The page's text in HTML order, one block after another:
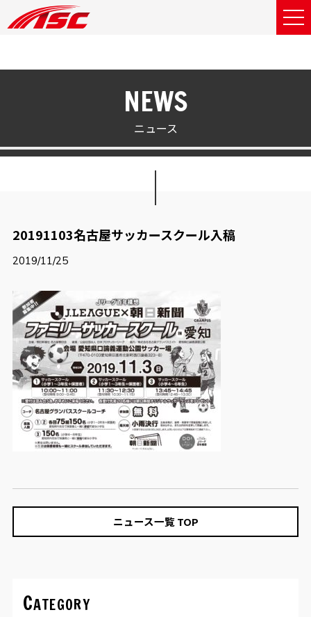
NEWS
ニュース
20191103名古屋サッカースクール入稿
2019/11/25
ニュース一覧 TOP
Category